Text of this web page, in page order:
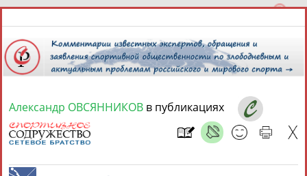
7 августа 2026 года,
СПОРТСМЕНЫ, ТРЕНЕРЫ И СПЕЦИАЛИСТЫ
Александр ОВСЯННИКОВ в публикациях